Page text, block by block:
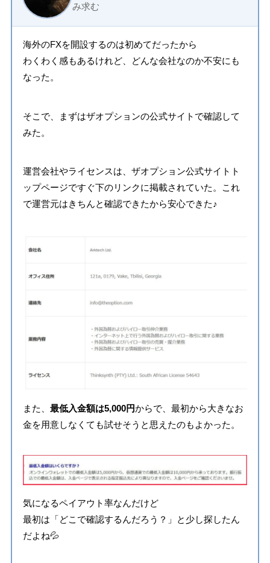
み求む
海外のFXを開設するのは初めてだったから
わくわく感もあるけれど、どんな会社なのか不安にも
なった。
そこで、まずはザオプションの公式サイトで確認して
みた。
運営会社やライセンスは、ザオプション公式サイトト
ップページですぐ下のリンクに掲載されていた。これ
で運営元はきちんと確認できたから安心できた♪
また、 最低入金額は5,000円からで、最初から大きなお
金を用意しなくても試せそうと思えたのもよかった。
気になるペイアウト率なんだけど
最初は「どこで確認するんだろう？」と少し探したん
だよね💦